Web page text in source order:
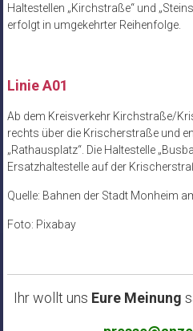
Haltestellen „Kirchstraße“ und
erfolgt in umgekehrter Reihenfolge.
Linie A01
Ab dem Kreisverkehr Kirchstraße/
rechts über die Krischerstraße und
„Rathausplatz“. Die Haltestelle
Ersatzhaltestelle auf der
Quelle: Bahnen der Stadt Monheim
Foto: Pixabay
Ihr wollt uns Eure Meinung